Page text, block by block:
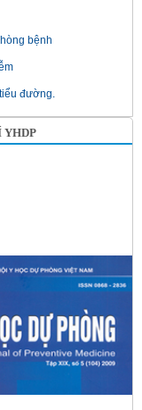
bệnh
đường.
YHDP